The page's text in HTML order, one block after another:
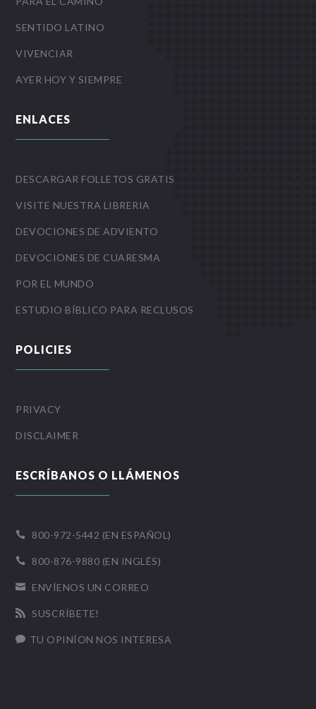
SENTIDO LATINO
VIVENCIAR
AYER HOY Y SIEMPRE
ENLACES
DESCARGAR FOLLETOS GRATIS
VISITE NUESTRA LIBRERIA
DEVOCIONES DE ADVIENTO
DEVOCIONES DE CUARESMA
POR EL MUNDO
ESTUDIO BÍBLICO PARA RECLUSOS
POLICIES
PRIVACY
DISCLAIMER
ESCRÍBANOS O LLÁMENOS
 800-972-5442 (EN ESPAÑOL)
 800-876-9880 (EN INGLÉS)
 ENVÍENOS UN CORREO
 SUSCRÍBETE!
 TU OPINÍON NOS INTERESA